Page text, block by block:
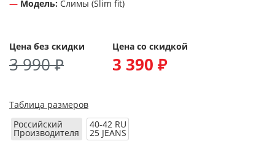
Модель: Слимы (Slim fit)
Цена без скидки
3 990 ₽
Цена со скидкой
3 390 ₽
Таблица размеров
Российский
Производителя
40-42 RU
25 JEANS